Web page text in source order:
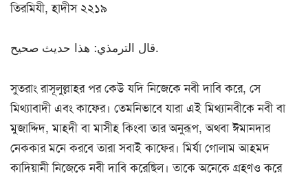
তিরমিযী, হাদীস ২২১৯
قال الترمذي: هذا حديث صحيح.
সুতরাং রাসূলুল্লাহর পর কেউ যদি নিজেকে নবী দাবি করে, সে
মিথ্যাবাদী এবং কাফের। তেমনিভাবে যারা এই মিথ্যানবীকে নবী বা
মুজাদ্দিদ, মাহদী বা মাসীহ কিংবা তার অনুরূপ, অথবা ঈমানদার
নেককার মনে করবে তারা সবাই কাফের। মির্যা গোলাম আহমদ
কাদিয়ানী নিজেকে নবী দাবি করেছিল। তাকে অনেকে গ্রহণও করে